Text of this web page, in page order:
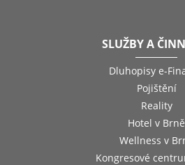
SLUŽBY A
Dluhopisy e-
Pojištění
Reality
Hotel v Brně
Wellness v
Kongresové